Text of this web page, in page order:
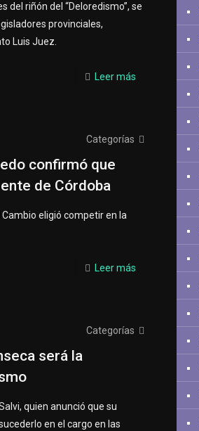
del riñón del “Deloredismo”, se
provinciales,
Luis Juez.
Leer más
Categorías
confirmó que
de Córdoba
eligió competir en la
Leer más
Categorías
será la
quien anunció que su
en el cargo en las